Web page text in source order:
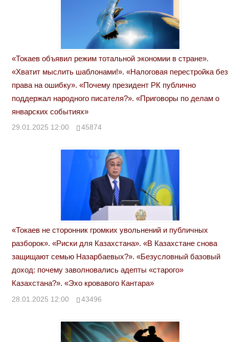
«Токаев объявил режим тотальной экономии в стране».
«Хватит мыслить шаблонами!». «Налоговая перестройка без
права на ошибку». «Почему президент РК публично
поддержал народного писателя?». «Приговоры по делам о
январских событиях»
29.01.2025 12:00 45874
«Токаев не сторонник громких увольнений и публичных
разборок». «Риски для Казахстана». «В Казахстане снова
защищают семью Назарбаевых?». «Безусловный базовый
доход: почему заволновались адепты «старого»
Казахстана?». «Эхо кровавого Кантара»
28.01.2025 12:00 43496